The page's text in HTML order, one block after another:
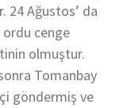
24 Ağustos’ da
ordu cenge
olmuştur.
Tomanbay
göndermiş ve